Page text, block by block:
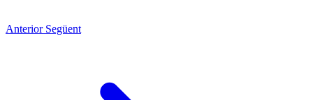
Anterior Següent